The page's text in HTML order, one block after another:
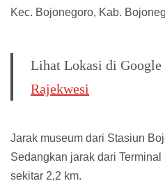
Kec. Bojonegoro, Kab.
Lihat Lokasi di Google
Rajekwesi
Jarak museum dari Stasiun
Sedangkan jarak dari
sekitar 2,2 km.